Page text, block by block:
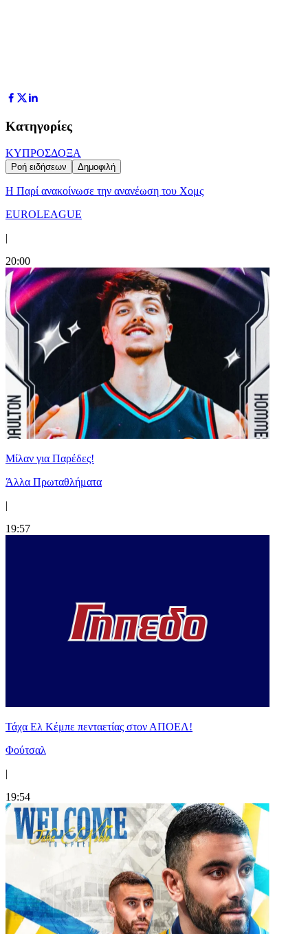
Κατηγορίες
ΚΥΠΡΟΣΔΟΞΑ
Ροή ειδήσεων Δημοφιλή
Η Παρί ανακοίνωσε την ανανέωση του Χομς
EUROLEAGUE
|
20:00
Μίλαν για Παρέδες!
Άλλα Πρωταθλήματα
|
19:57
Τάχα Ελ Κέμπε πενταετίας στον ΑΠΟΕΛ!
Φούτσαλ
|
19:54